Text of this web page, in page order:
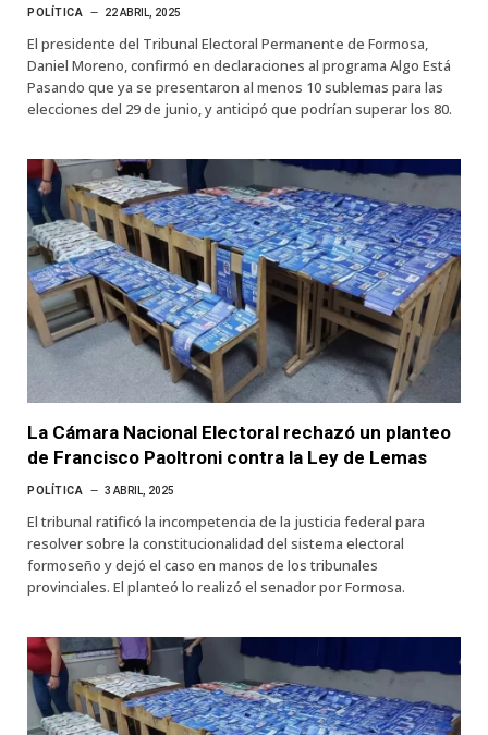
POLÍTICA 22 ABRIL, 2025
El presidente del Tribunal Electoral Permanente de Formosa,
Daniel Moreno, confirmó en declaraciones al programa Algo Está
Pasando que ya se presentaron al menos 10 sublemas para las
elecciones del 29 de junio, y anticipó que podrían superar los 80.
La Cámara Nacional Electoral rechazó un planteo
de Francisco Paoltroni contra la Ley de Lemas
POLÍTICA 3 ABRIL, 2025
El tribunal ratificó la incompetencia de la justicia federal para
resolver sobre la constitucionalidad del sistema electoral
formoseño y dejó el caso en manos de los tribunales
provinciales. El planteó lo realizó el senador por Formosa.